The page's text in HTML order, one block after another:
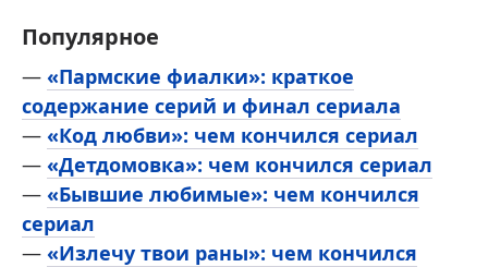
Популярное
— «Пармские фиалки»: краткое
содержание серий и финал сериала
— «Код любви»: чем кончился сериал
— «Детдомовка»: чем кончился сериал
— «Бывшие любимые»: чем кончился
сериал
— «Излечу твои раны»: чем кончился